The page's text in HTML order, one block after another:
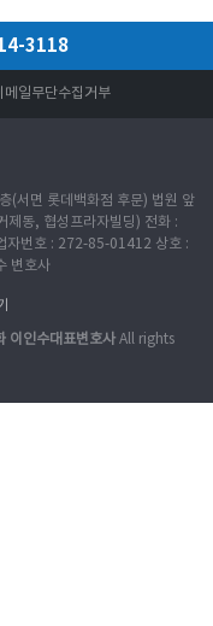
3118
메일무단수집거부
(서면 롯데백화점 후문) 법원 앞
동, 협성프라자빌딩) 전화 :
자번호 : 272-85-01412 상호 :
변호사
이인수대표변호사 All rights